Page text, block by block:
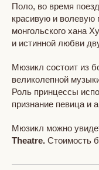
Поло, во время
красивую и волевую
монгольского хана
и истинной любви
Мюзикл состоит из
великолепной
Роль принцессы
признание певица и
Мюзикл можно
Theatre. Стоимость